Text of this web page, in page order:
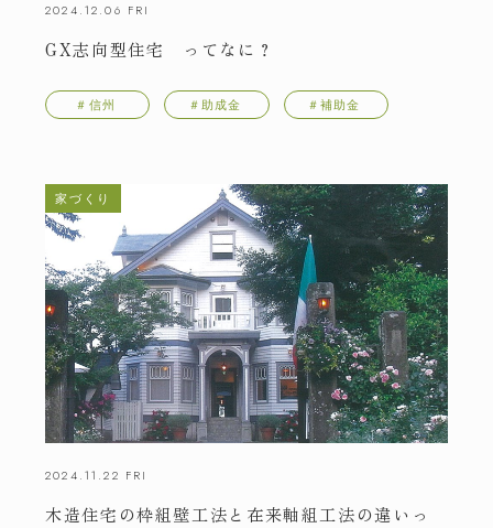
2024.12.06 FRI
GX志向型住宅 ってなに？
＃信州 ＃助成金 ＃補助金
家づくり
2024.11.22 FRI
木造住宅の枠組壁工法と在来軸組工法の違いっ